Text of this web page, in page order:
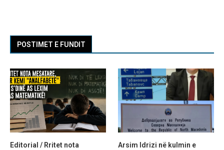
POSTIMET E FUNDIT
Editorial / Rritet nota
Arsim Idrizi në kulmin e